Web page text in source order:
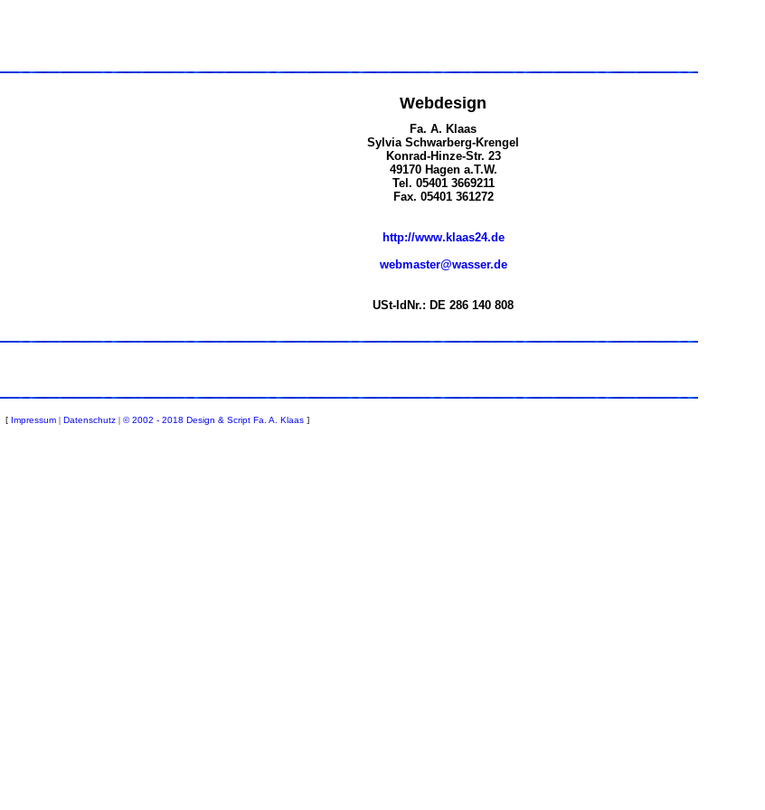
Webdesign
Fa. A. Klaas
Sylvia Schwarberg-Krengel
Konrad-Hinze-Str. 23
49170 Hagen a.T.W.
Tel. 05401 3669211
Fax. 05401 361272
http://www.klaas24.de
webmaster@wasser.de
USt-IdNr.: DE 286 140 808
[ Impressum | Datenschutz | © 2002 - 2018 Design & Script Fa. A. Klaas ]